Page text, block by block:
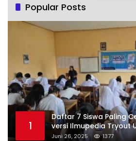
Popular Posts
1
Daftar 7 Siswa Paling
versi Ilmupedia Tryout
Juni 26, 2025 1377